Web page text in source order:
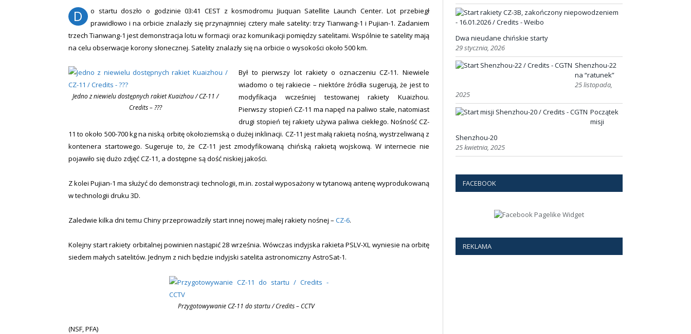
D
o startu doszło o godzinie 03:41 CEST z kosmodromu Jiuquan Satellite Launch Center. Lot przebiegł
prawidłowo i na orbicie znalazły się przynajmniej cztery małe satelity: trzy Tianwang-1 i Pujian-1. Zadaniem
trzech Tianwang-1 jest demonstracja lotu w formacji oraz komunikacji pomiędzy satelitami. Wspólnie te satelity mają
na celu obserwacje korony słonecznej. Satelity znalazły się na orbicie o wysokości około 500 km.
Jedno z niewielu dostępnych rakiet Kuaizhou / CZ-11 /
Credits – ???
Był to pierwszy lot rakiety o oznaczeniu CZ-11. Niewiele
wiadomo o tej rakiecie – niektóre źródła sugerują, że jest to
modyfikacja wcześniej testowanej rakiety Kuaizhou.
Pierwszy stopień CZ-11 ma napęd na paliwo stałe, natomiast
drugi stopień tej rakiety używa paliwa ciekłego. Nośność CZ-
11 to około 500-700 kg na niską orbitę okołoziemską o dużej inklinacji. CZ-11 jest małą rakietą nośną, wystrzeliwaną z
kontenera startowego. Sugeruje to, że CZ-11 jest zmodyfikowaną chińską rakietą wojskową. W internecie nie
pojawiło się dużo zdjęć CZ-11, a dostępne są dość niskiej jakości.
Z kolei Pujian-1 ma służyć do demonstracji technologii, m.in. został wyposażony w tytanową antenę wyprodukowaną
w technologii druku 3D.
Zaledwie kilka dni temu Chiny przeprowadziły start innej nowej małej rakiety nośnej – CZ-6.
Kolejny start rakiety orbitalnej powinien nastąpić 28 września. Wówczas indyjska rakieta PSLV-XL wyniesie na orbitę
siedem małych satelitów. Jednym z nich będzie indyjski satelita astronomiczny AstroSat-1.
Przygotowywanie CZ-11 do startu / Credits – CCTV
(NSF, PFA)
Dwa nieudane chińskie starty
29 stycznia, 2026
Shenzhou-22
na “ratunek”
25 listopada,
2025
Początek
misji
Shenzhou-20
25 kwietnia, 2025
FACEBOOK
REKLAMA